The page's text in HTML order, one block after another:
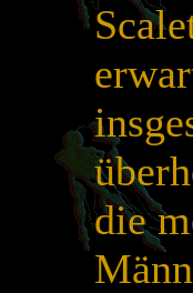
die